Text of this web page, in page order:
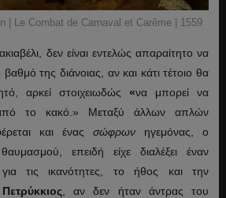
| Le Combat de Carnaval et Carême | 1559
δεν είναι εντελώς απαραίτητο να
της διάνοιας, αν και κάτι τέτοιο θα
αρκεί στοιχειωδώς«να μπορεί να
από το κακό.» Μεταξύ άλλων απλών
και έναςσώφρων ηγεμόνας, ο
επειδή είχε διαλέξει έναν
τις ικανότητες, το ήθος και την
Πετρύκκιος , αν δεν ήταν άντρας του